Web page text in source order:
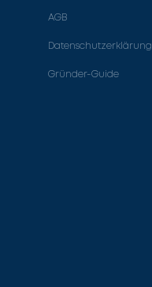
AGB
Datenschutzerklärung
Gründer-Guide